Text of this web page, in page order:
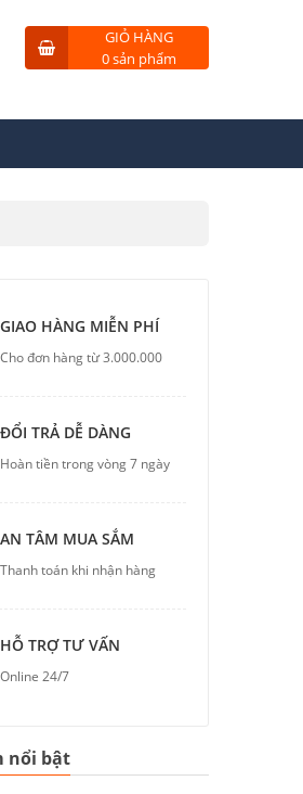
GIỎ HÀNG
0 sản phẩm
GIAO HÀNG MIỄN PHÍ
Cho đơn hàng từ 3.000.000
ĐỔI TRẢ DỄ DÀNG
Hoàn tiền trong vòng 7 ngày
AN TÂM MUA SẮM
Thanh toán khi nhận hàng
HỖ TRỢ TƯ VẤN
Online 24/7
nổi bật